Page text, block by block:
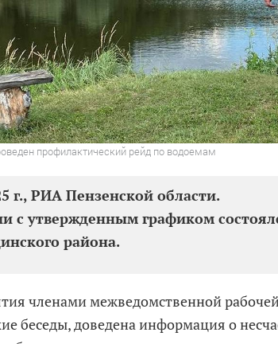
профилактический рейд по водоемам
г., РИА Пензенской области.
с утвержденным графиком
района.
членами межведомственной
беседы, доведена информация о